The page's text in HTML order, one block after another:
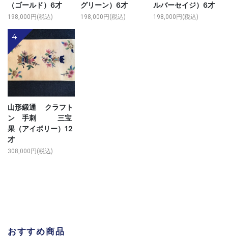
（ゴールド）6才
198,000円(税込)
グリーン）6才
198,000円(税込)
ルバーセイジ）6才
198,000円(税込)
4
山形緞通 クラフト
ン 手刺 三宝
果（アイボリー）12
才
308,000円(税込)
おすすめ商品